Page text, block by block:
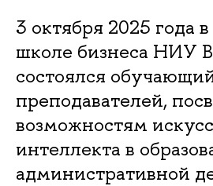
3 октября 2025 года
школе бизнеса НИУ
состоялся
преподавателей,
возможностям
интеллекта в
административной